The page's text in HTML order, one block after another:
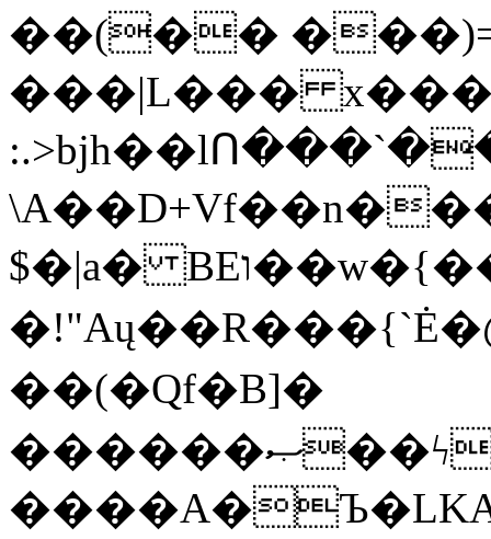
��(��
���|L���
$�|a� BEו��w�{���;���q�X��d%�������W� hU�(�1�Ū}9�S�F<��i�L3�;�
��(�Qf�B]�
������ޞ��ϟak��r��_39$�8�p���7�2�yIZ�R��x��/